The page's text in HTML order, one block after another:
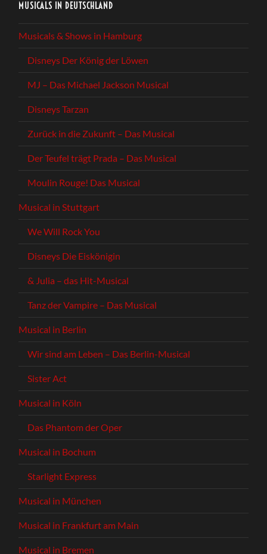
MUSICALS IN DEUTSCHLAND
Musicals & Shows in Hamburg
Disneys Der König der Löwen
MJ – Das Michael Jackson Musical
Disneys Tarzan
Zurück in die Zukunft – Das Musical
Der Teufel trägt Prada – Das Musical
Moulin Rouge! Das Musical
Musical in Stuttgart
We Will Rock You
Disneys Die Eiskönigin
& Julia – das Hit-Musical
Tanz der Vampire – Das Musical
Musical in Berlin
Wir sind am Leben – Das Berlin-Musical
Sister Act
Musical in Köln
Das Phantom der Oper
Musical in Bochum
Starlight Express
Musical in München
Musical in Frankfurt am Main
Musical in Bremen